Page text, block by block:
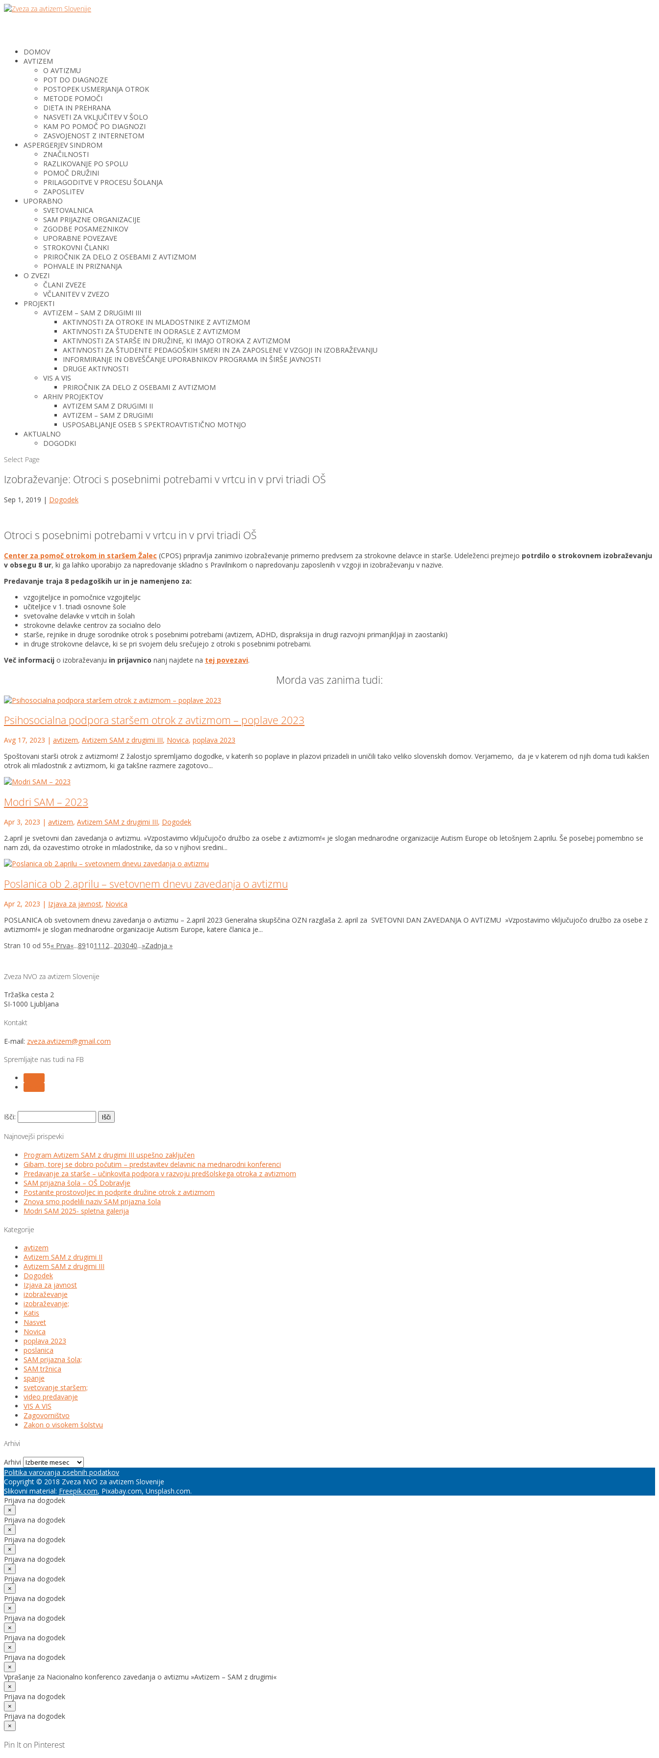
DOMOV
AVTIZEM
O AVTIZMU
POT DO DIAGNOZE
POSTOPEK USMERJANJA OTROK
METODE POMOČI
DIETA IN PREHRANA
NASVETI ZA VKLJUČITEV V ŠOLO
KAM PO POMOČ PO DIAGNOZI
ZASVOJENOST Z INTERNETOM
ASPERGERJEV SINDROM
ZNAČILNOSTI
RAZLIKOVANJE PO SPOLU
POMOČ DRUŽINI
PRILAGODITVE V PROCESU ŠOLANJA
ZAPOSLITEV
UPORABNO
SVETOVALNICA
SAM PRIJAZNE ORGANIZACIJE
ZGODBE POSAMEZNIKOV
UPORABNE POVEZAVE
STROKOVNI ČLANKI
PRIROČNIK ZA DELO Z OSEBAMI Z AVTIZMOM
POHVALE IN PRIZNANJA
O ZVEZI
ČLANI ZVEZE
VČLANITEV V ZVEZO
PROJEKTI
AVTIZEM – SAM Z DRUGIMI III
AKTIVNOSTI ZA OTROKE IN MLADOSTNIKE Z AVTIZMOM
AKTIVNOSTI ZA ŠTUDENTE IN ODRASLE Z AVTIZMOM
AKTIVNOSTI ZA STARŠE IN DRUŽINE, KI IMAJO OTROKA Z AVTIZMOM
AKTIVNOSTI ZA ŠTUDENTE PEDAGOŠKIH SMERI IN ZA ZAPOSLENE V VZGOJI IN IZOBRAŽEVANJU
INFORMIRANJE IN OBVEŠČANJE UPORABNIKOV PROGRAMA IN ŠIRŠE JAVNOSTI
DRUGE AKTIVNOSTI
VIS A VIS
PRIROČNIK ZA DELO Z OSEBAMI Z AVTIZMOM
ARHIV PROJEKTOV
AVTIZEM SAM Z DRUGIMI II
AVTIZEM – SAM Z DRUGIMI
USPOSABLJANJE OSEB S SPEKTROAVTISTIČNO MOTNJO
AKTUALNO
DOGODKI
Select Page
Izobraževanje: Otroci s posebnimi potrebami v vrtcu in v prvi triadi OŠ
Sep 1, 2019 | Dogodek
Otroci s posebnimi potrebami v vrtcu in v prvi triadi OŠ
Center za pomoč otrokom in staršem Žalec (CPOS) pripravlja zanimivo izobraževanje primerno predvsem za strokovne delavce in starše. Udeleženci prejmejo potrdilo o strokovnem izobraževanju
v obsegu 8 ur, ki ga lahko uporabijo za napredovanje skladno s Pravilnikom o napredovanju zaposlenih v vzgoji in izobraževanju v nazive.
Predavanje traja 8 pedagoških ur in je namenjeno za:
vzgojiteljice in pomočnice vzgojiteljic
učiteljice v 1. triadi osnovne šole
svetovalne delavke v vrtcih in šolah
strokovne delavke centrov za socialno delo
starše, rejnike in druge sorodnike otrok s posebnimi potrebami (avtizem, ADHD, dispraksija in drugi razvojni primanjkljaji in zaostanki)
in druge strokovne delavce, ki se pri svojem delu srečujejo z otroki s posebnimi potrebami.
Več informacij o izobraževanju in prijavnico nanj najdete na tej povezavi.
Morda vas zanima tudi:
Psihosocialna podpora staršem otrok z avtizmom – poplave 2023
Avg 17, 2023 | avtizem, Avtizem SAM z drugimi III, Novica, poplava 2023
Spoštovani starši otrok z avtizmom! Z žalostjo spremljamo dogodke, v katerih so poplave in plazovi prizadeli in uničili tako veliko slovenskih domov. Verjamemo, da je v katerem od njih doma tudi kakšen
otrok ali mladostnik z avtizmom, ki ga takšne razmere zagotovo...
Modri SAM – 2023
Apr 3, 2023 | avtizem, Avtizem SAM z drugimi III, Dogodek
2.april je svetovni dan zavedanja o avtizmu. »Vzpostavimo vključujočo družbo za osebe z avtizmom!« je slogan mednarodne organizacije Autism Europe ob letošnjem 2.aprilu. Še posebej pomembno se
nam zdi, da ozavestimo otroke in mladostnike, da so v njihovi sredini...
Poslanica ob 2.aprilu – svetovnem dnevu zavedanja o avtizmu
Apr 2, 2023 | Izjava za javnost, Novica
POSLANICA ob svetovnem dnevu zavedanja o avtizmu – 2.april 2023 Generalna skupščina OZN razglaša 2. april za SVETOVNI DAN ZAVEDANJA O AVTIZMU »Vzpostavimo vključujočo družbo za osebe z
avtizmom!« je slogan mednarodne organizacije Autism Europe, katere članica je...
Stran 10 od 55« Prva«...891011 12...203040...»Zadnja »
Zveza NVO za avtizem Slovenije
Tržaška cesta 2
SI-1000 Ljubljana
Kontakt
E-mail: zveza.avtizem@gmail.com
Spremljajte nas tudi na FB
Išči:
Najnovejši prispevki
Program Avtizem SAM z drugimi III uspešno zaključen
Gibam, torej se dobro počutim – predstavitev delavnic na mednarodni konferenci
Predavanje za starše – učinkovita podpora v razvoju predšolskega otroka z avtizmom
SAM prijazna šola – OŠ Dobravlje
Postanite prostovoljec in podprite družine otrok z avtizmom
Znova smo podelili naziv SAM prijazna šola
Modri SAM 2025- spletna galerija
Kategorije
avtizem
Avtizem SAM z drugimi II
Avtizem SAM z drugimi III
Dogodek
Izjava za javnost
izobraževanje
izobraževanje;
Katis
Nasvet
Novica
poplava 2023
poslanica
SAM prijazna šola;
SAM tržnica
spanje
svetovanje staršem;
video predavanje
VIS A VIS
Zagovorništvo
Zakon o visokem šolstvu
Arhivi
Arhivi
Politika varovanja osebnih podatkov
Copyright © 2018 Zveza NVO za avtizem Slovenije
Slikovni material: Freepik.com, Pixabay.com, Unsplash.com.
Prijava na dogodek
×
Prijava na dogodek
×
Prijava na dogodek
×
Prijava na dogodek
×
Prijava na dogodek
×
Prijava na dogodek
×
Prijava na dogodek
×
Prijava na dogodek
×
Prijava na dogodek
×
Vprašanje za Nacionalno konferenco zavedanja o avtizmu »Avtizem – SAM z drugimi«
×
Prijava na dogodek
×
Prijava na dogodek
×
Pin It on Pinterest